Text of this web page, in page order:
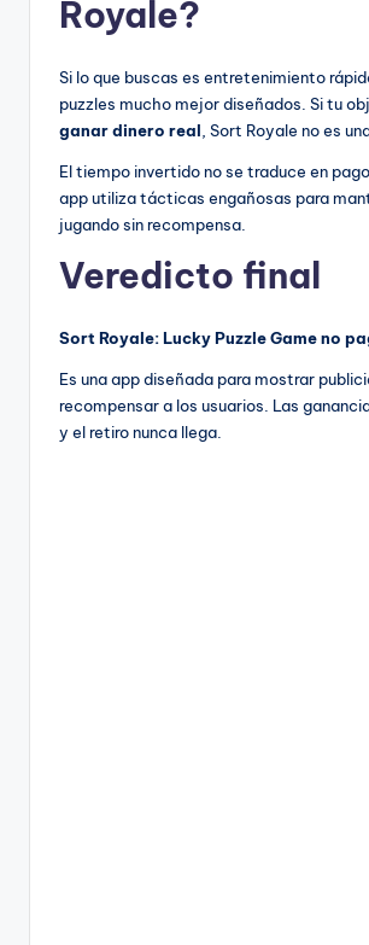
Royale?
Si lo que buscas es entretenimiento
puzzles mucho mejor diseñados. Si tu
ganar dinero real, Sort Royale no es
El tiempo invertido no se traduce en
app utiliza tácticas engañosas para
jugando sin recompensa.
Veredicto final
Sort Royale: Lucky Puzzle Game no
Es una app diseñada para mostrar
recompensar a los usuarios. Las
y el retiro nunca llega.